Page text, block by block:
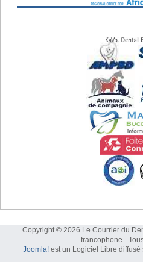
Copyright © 2026 Le Courrier du
francophone -
Joomla!est un Logiciel Libre diffusé